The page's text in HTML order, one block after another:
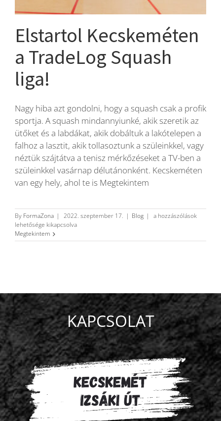
Elstartol Kecskeméten
a TradeLog Squash
liga!
Nagy hiba azt gondolni, hogy a squash csak a profik
sportja. A squash mindannyiunké, akik szeretik az
ütőket és a labdákat, akik dobáltuk a lakótelepen a
falhoz a lasztit, akik tollasoztunk a szüleinkkel, vagy
néztük szájtátva a tenisz mérkőzéseket a TV-ben a
szüleinkkel vasárnap délutánonként. Kecskeméten
van egy hely, ahol te is Megtekintem
By FormaZona | 2022. szeptember 17. | Blog |
Elstartol
TradeLog
a hozzászólások
lehetősége kikapcsolva
Megtekintem
KAPCSOLAT